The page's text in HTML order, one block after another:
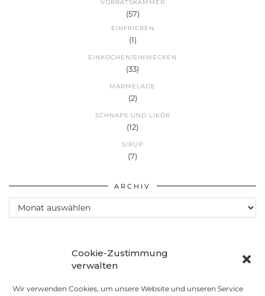
Cookie-Zustimmung
verwalten
Wir verwenden Cookies, um unsere Website und unseren Service
VORRATSKAMMER
(57)
EINFRIEREN
(1)
EINKOCHEN/EINWECKEN
(33)
MARMELADE
(2)
SCHNAPS UND LIKÖR
(12)
SIRUP
(7)
ARCHIV
Archiv